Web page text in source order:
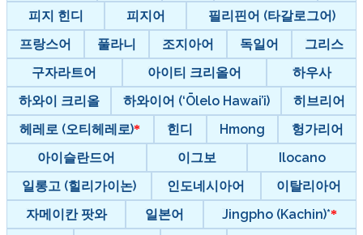
피지 힌디
피지어
필리핀어 (타갈로그어)
프랑스어
풀라니 조지아어 독일어
그리스
구자라트어
아이티 크리올어
하우사
하와이 크리올
하와이어 (‘Ōlelo Hawai’i)
히브리어
헤레로 (오티헤레로)
힌디 Hmong
헝가리어
아이슬란드어
이그보
Ilocano
일롱고 (힐리가이논)
인도네시아어
이탈리아어
자메이칸 팟와
일본어
Jingpho (Kachin)*